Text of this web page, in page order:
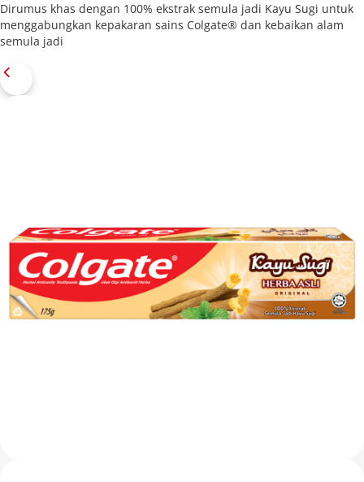
Dirumus khas dengan 100% ekstrak semula jadi Kayu Sugi untuk
menggabungkan kepakaran sains Colgate® dan kebaikan alam
semula jadi